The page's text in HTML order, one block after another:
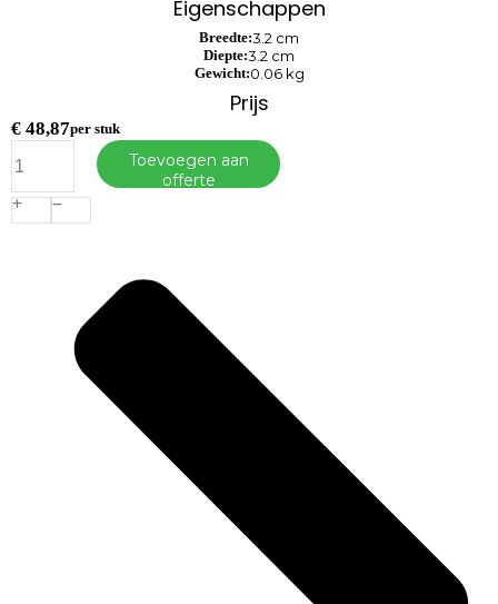
Eigenschappen
Breedte:3.2 cm
Diepte:3.2 cm
Gewicht:0.06 kg
Prijs
€ 48,87per stuk
Big
Red
Clip
t.b.v.
Toevoegen aan
offerte